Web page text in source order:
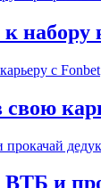
к
свою
ВТБ и